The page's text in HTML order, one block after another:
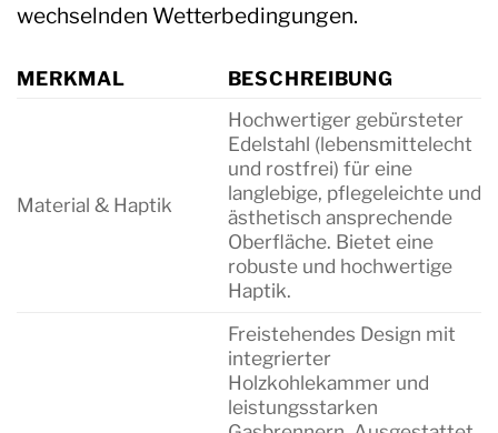
wechselnden Wetterbedingungen.
MERKMAL BESCHREIBUNG
Material & Haptik
Hochwertiger gebürsteter
Edelstahl (lebensmittelecht
und rostfrei) für eine
langlebige, pflegeleichte und
ästhetisch ansprechende
Oberfläche. Bietet eine
robuste und hochwertige
Haptik.
Freistehendes Design mit
integrierter
Holzkohlekammer und
leistungsstarken